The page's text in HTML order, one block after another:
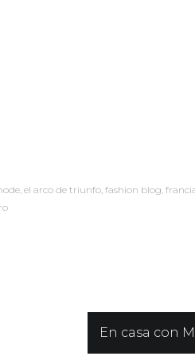
, el arco de triunfo, fashion blog,
En casa con